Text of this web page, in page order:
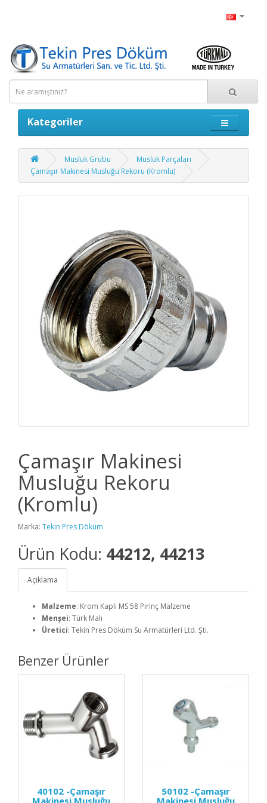
Kategoriler
Musluk Grubu
Musluk Parçaları
Çamaşır Makinesi Musluğu Rekoru (Kromlu)
Çamaşır Makinesi
Musluğu Rekoru
(Kromlu)
Marka: Tekin Pres Döküm
Ürün Kodu: 44212, 44213
Açıklama
Malzeme: Krom Kaplı MS 58 Pirinç Malzeme
Menşei: Türk Malı
Üretici: Tekin Pres Döküm Su Armatürleri Ltd. Şti.
Benzer Ürünler
40102 -Çamaşır
Makinesi Musluğu
50102 -Çamaşır
Makinesi Musluğu